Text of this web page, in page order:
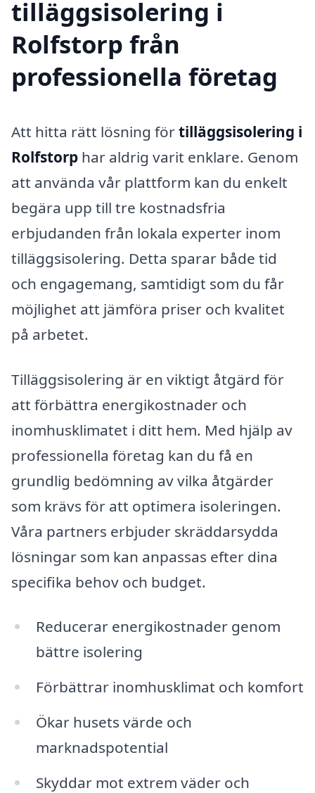
tilläggsisolering i
Rolfstorp från
professionella företag
Att hitta rätt lösning förtilläggsisolering i
Rolfstorp har aldrig varit enklare. Genom
att använda vår plattform kan du enkelt
begära upp till tre kostnadsfria
erbjudanden från lokala experter inom
tilläggsisolering. Detta sparar både tid
och engagemang, samtidigt som du får
möjlighet att jämföra priser och kvalitet
på arbetet.
Tilläggsisolering är en viktigt åtgärd för
att förbättra energikostnader och
inomhusklimatet i ditt hem. Med hjälp av
professionella företag kan du få en
grundlig bedömning av vilka åtgärder
som krävs för att optimera isoleringen.
Våra partners erbjuder skräddarsydda
lösningar som kan anpassas efter dina
specifika behov och budget.
Reducerar energikostnader genom
bättre isolering
Förbättrar inomhusklimat och komfort
Ökar husets värde och
marknadspotential
Skyddar mot extrem väder och